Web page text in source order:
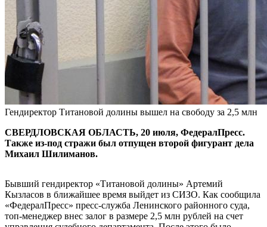
Гендиректор Титановой долины вышел на свободу за 2,5 млн
СВЕРДЛОВСКАЯ ОБЛАСТЬ, 20 июля, ФедералПресс.
Также из-под стражи был отпущен второй фигурант дела
Михаил Шилиманов.
Бывший гендиректор «Титановой долины» Артемий
Кызласов в ближайшее время выйдет из СИЗО. Как сообщила
«ФедералПресс» пресс-служба Ленинского районного суда,
топ-менеджер внес залог в размере 2,5 млн рублей на счет